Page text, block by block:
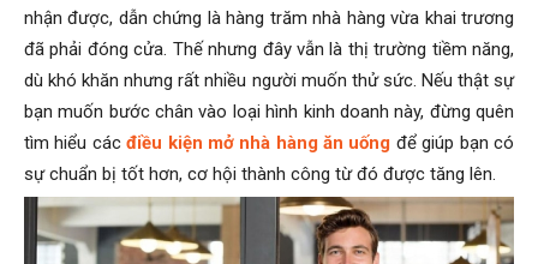
nhận được, dẫn chứng là hàng trăm nhà hàng vừa khai trương
đã phải đóng cửa. Thế nhưng đây vẫn là thị trường tiềm năng,
dù khó khăn nhưng rất nhiều người muốn thử sức. Nếu thật sự
bạn muốn bước chân vào loại hình kinh doanh này, đừng quên
tìm hiểu cácđiều kiện mở nhà hàng ăn uống để giúp bạn có
sự chuẩn bị tốt hơn, cơ hội thành công từ đó được tăng lên.